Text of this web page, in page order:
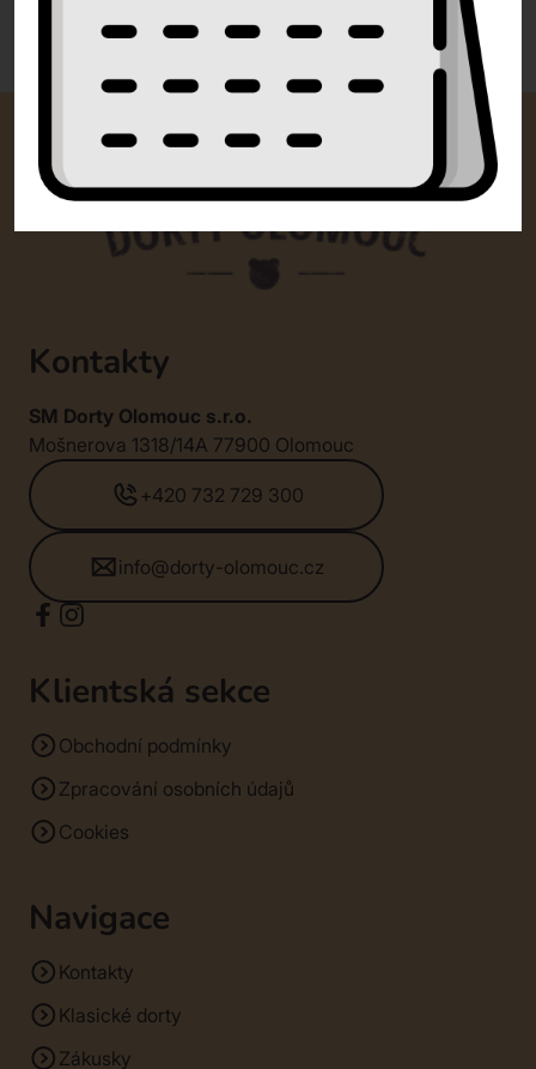
Kontakty
SM Dorty Olomouc s.r.o.
Mošnerova 1318/14A 77900 Olomouc
+420 732 729 300
info@dorty-olomouc.cz
Klientská sekce
Obchodní podmínky
Zpracování osobních údajů
Cookies
Navigace
Kontakty
Klasické dorty
Zákusky